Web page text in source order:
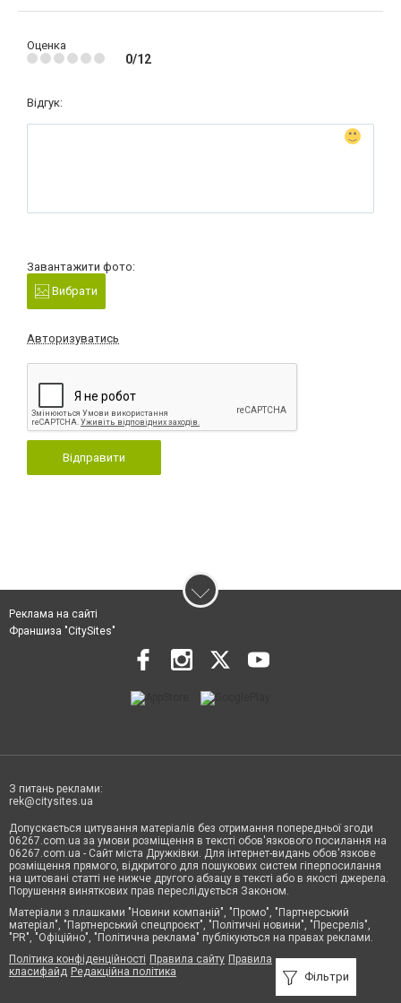
Оценка
0/12
Відгук:
Завантажити фото:
Вибрати
Авторизуватись
Відправити
Фільтри
Реклама на сайті
Франшиза "CitySites"
З питань реклами:
rek@citysites.ua
Допускається цитування матеріалів без отримання попередньої згоди
06267.com.ua за умови розміщення в тексті обов'язкового посилання на
06267.com.ua - Сайт міста Дружківки. Для інтернет-видань обов'язкове
розміщення прямого, відкритого для пошукових систем гіперпосилання
на цитовані статті не нижче другого абзацу в тексті або в якості джерела.
Порушення виняткових прав переслідується Законом.
Матеріали з плашками "Новини компаній", "Промо", "Партнерський
матеріал", "Партнерський спецпроєкт", "Політичні новини", "Пресреліз",
"PR", "Офіційно", "Політична реклама" публікуються на правах реклами.
Політика конфіденційності Правила сайту Правила
класифайд Редакційна політика